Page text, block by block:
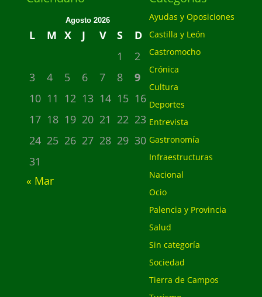
Agosto 2026
L M X J V S
D
1
2
3
4 5 6 7 8
9
10 11 12 13 14 15 16
17 18 19 20 21 22 23
24 25 26 27 28 29 30
31
« Mar
Ayudas y Oposiciones
Castilla y León
Castromocho
Crónica
Cultura
Deportes
Entrevista
Gastronomía
Infraestructuras
Nacional
Ocio
Palencia y Provincia
Salud
Sin categoría
Sociedad
Tierra de Campos